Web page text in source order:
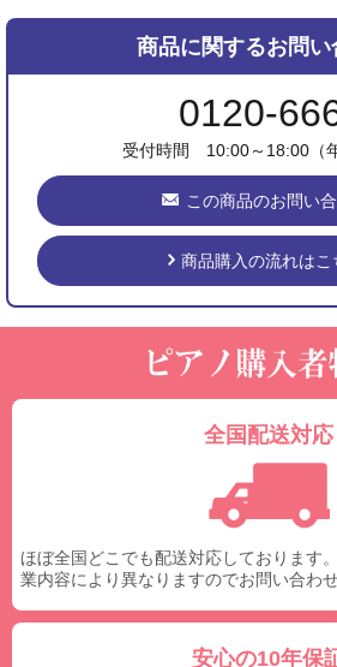
商品に関するお問い
0120-
受付時間 10:00～18:00（年
この商品のお問い
商品購入の流れはこ
全国配送対応
ほぼ全国どこでも配送対応しております
業内容により異なりますのでお問い合わ
安心の10年保